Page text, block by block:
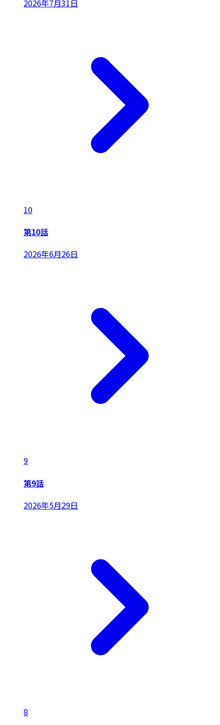
2026年7月31日
10
第10話
2026年6月26日
9
第9話
2026年5月29日
8